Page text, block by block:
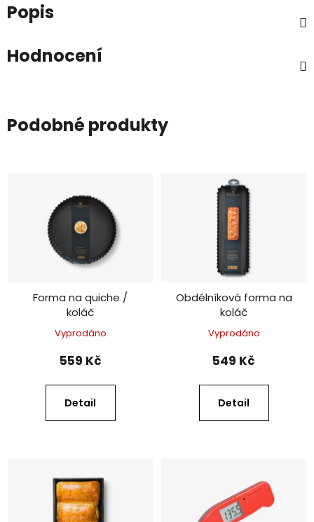
Popis
Hodnocení
Podobné produkty
Forma na quiche /
koláč
Vyprodáno
559 Kč
Detail
Obdélníková forma na
koláč
Vyprodáno
549 Kč
Detail